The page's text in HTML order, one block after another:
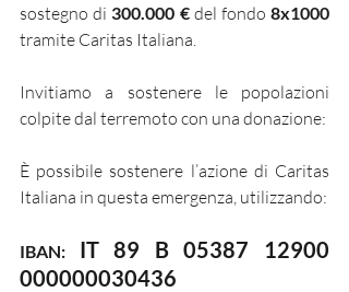
sostegno di 300.000 € del fondo 8x1000
tramite Caritas Italiana.
Invitiamo a sostenere le popolazioni
colpite dal terremoto con una donazione:
È possibile sostenere l’azione di Caritas
Italiana in questa emergenza, utilizzando:
IBAN: IT 89 B 05387 12900
000000030436